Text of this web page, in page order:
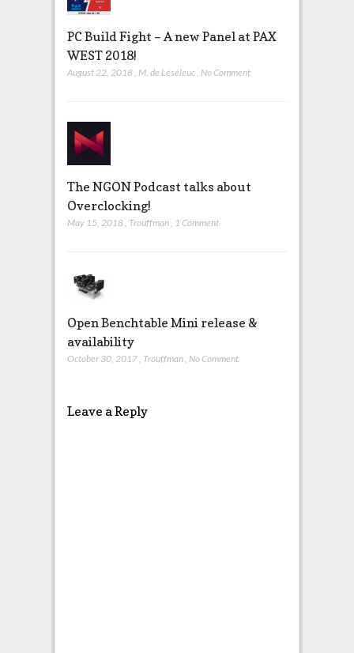
PC Build Fight – A new Panel at PAX
WEST 2018!
August 22, 2018, M. de Léséleuc, No Comment
The NGON Podcast talks about
Overclocking!
May 15, 2018, Trouffman, 1 Comment
Open Benchtable Mini release &
availability
October 30, 2017 Trouffman No Comment
Leave a Reply